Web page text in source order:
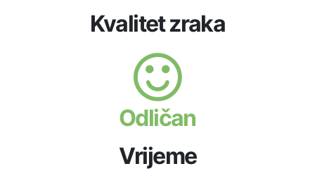
Kvalitet zraka
Odličan
Vrijeme